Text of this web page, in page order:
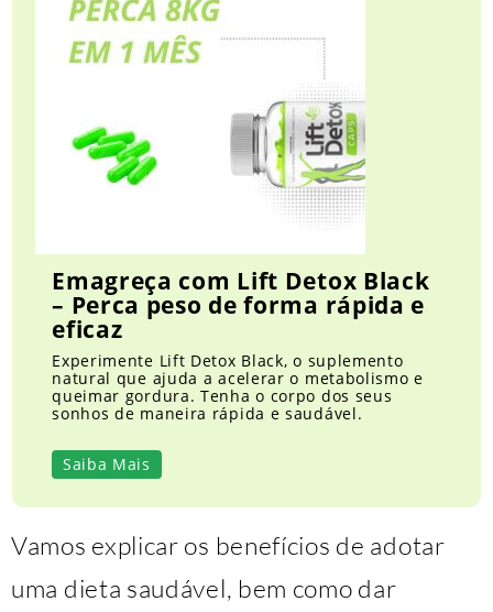
Emagreça com Lift Detox Black
– Perca peso de forma rápida e
eficaz
Experimente Lift Detox Black, o suplemento
natural que ajuda a acelerar o metabolismo e
queimar gordura. Tenha o corpo dos seus
sonhos de maneira rápida e saudável.
Saiba Mais
Vamos explicar os benefícios de adotar
uma dieta saudável, bem como dar